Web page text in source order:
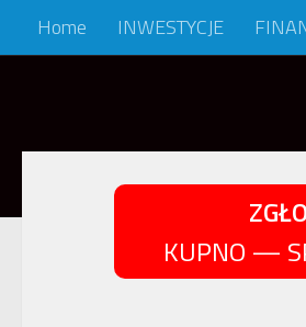
Skip to content
Home INWESTYCJE
KUPNO —